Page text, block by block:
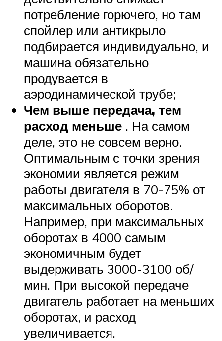
потребление горючего, но там
спойлер или антикрыло
подбирается индивидуально, и
машина обязательно
продувается в
аэродинамической трубе;
Чем выше передача, тем
расход меньше . На самом
деле, это не совсем верно.
Оптимальным с точки зрения
экономии является режим
работы двигателя в 70-75% от
максимальных оборотов.
Например, при максимальных
оборотах в 4000 самым
экономичным будет
выдерживать 3000-3100 об/
мин. При высокой передаче
двигатель работает на меньших
оборотах, и расход
увеличивается.